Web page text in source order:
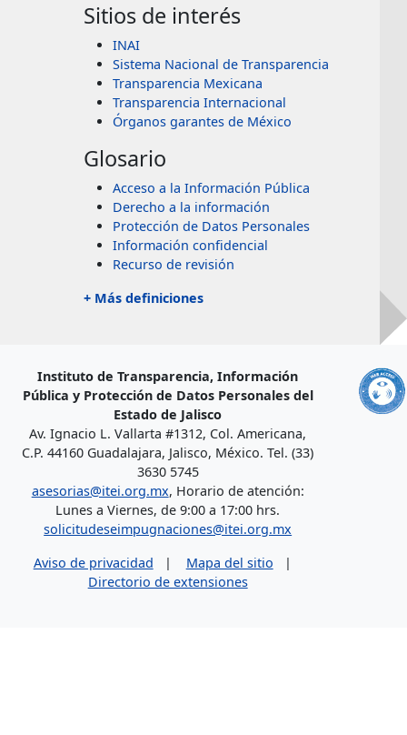
Sitios de interés
INAI
Sistema Nacional de Transparencia
Transparencia Mexicana
Transparencia Internacional
Órganos garantes de México
Glosario
Acceso a la Información Pública
Derecho a la información
Protección de Datos Personales
Información confidencial
Recurso de revisión
+ Más definiciones
Instituto de Transparencia, Información
Pública y Protección de Datos Personales del
Estado de Jalisco
Av. Ignacio L. Vallarta #1312, Col. Americana,
C.P. 44160 Guadalajara, Jalisco, México. Tel. (33)
3630 5745
asesorias@itei.org.mx, Horario de atención:
Lunes a Viernes, de 9:00 a 17:00 hrs.
solicitudeseimpugnaciones@itei.org.mx
Aviso de privacidad | Mapa del sitio |
Directorio de extensiones